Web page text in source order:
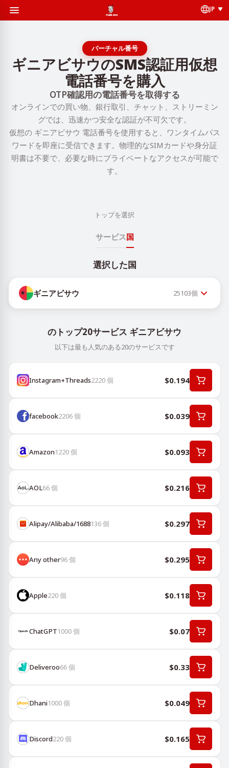
JP
バーチャル番号
ギニアビサウのSMS認証用仮想
電話番号を購入
OTP確認用の電話番号を取得する
オンラインでの買い物、銀行取引、チャット、ストリーミン
グでは、迅速かつ安全な認証が不可欠です。
仮想の ギニアビサウ 電話番号を使用すると、ワンタイムパス
ワードを即座に受信できます。物理的なSIMカードや身分証
明書は不要で、必要な時にプライベートなアクセスが可能で
す。
トップを選択
サービス国
選択した国
ギニアビサウ 25103個
のトップ20サービス ギニアビサウ
以下は最も人気のある20のサービスです
Instagram+Threads2220個 $0.194
facebook2206個 $0.039
Amazon1220個 $0.093
AOL66個 $0.216
Alipay/Alibaba/1688136個 $0.297
Any other96個 $0.295
Apple220個 $0.118
ChatGPT1000個 $0.07
Deliveroo66個 $0.33
Dhani1000個 $0.049
Discord220個 $0.165